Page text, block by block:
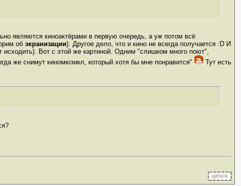
являются киноактёрами в первую очередь, а уж потом всё
об экранизации). Другое дело, что и кино не всегда получается :D И
Вот с этой же картиной. Одним "слишком много поют",
же снимут киномюзикл, который хотя бы мне понравится"
Тут есть